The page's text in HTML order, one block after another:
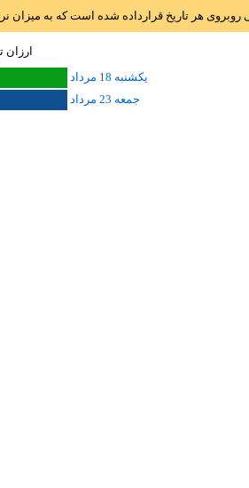
روبروی هر تاریخ قرارداده شده است که به
ارزان
يکشنبه 18 مرداد
جمعه 23 مرداد